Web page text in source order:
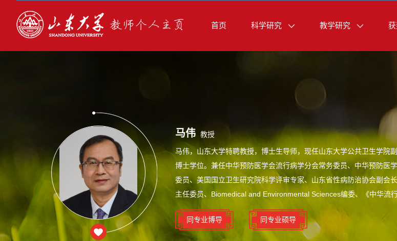
首页 科学研究 教学研究
马伟 教授
马伟，山东大学特聘教授，博士生导师，现任山东大学公共卫生学
博士学位。兼任中华预防医学会流行病学分会常务委员、中华预防医
委员、美国国立卫生研究院科学评审专家、山东省性病防治协会副会
主任委员、Biomedical and Environmental Sciences编委、《中华流
同专业博导 同专业硕导